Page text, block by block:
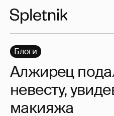
Блоги
Алжирец
невесту,
макияжа